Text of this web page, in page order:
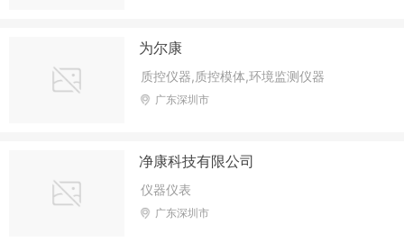
为尔康
质控仪器,质控模体,环境监测仪器
广东深圳市
净康科技有限公司
仪器仪表
广东深圳市